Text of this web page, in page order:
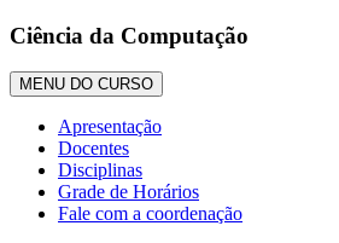
Ciência da Computação
MENU DO CURSO
Apresentação
Docentes
Disciplinas
Grade de Horários
Fale com a coordenação